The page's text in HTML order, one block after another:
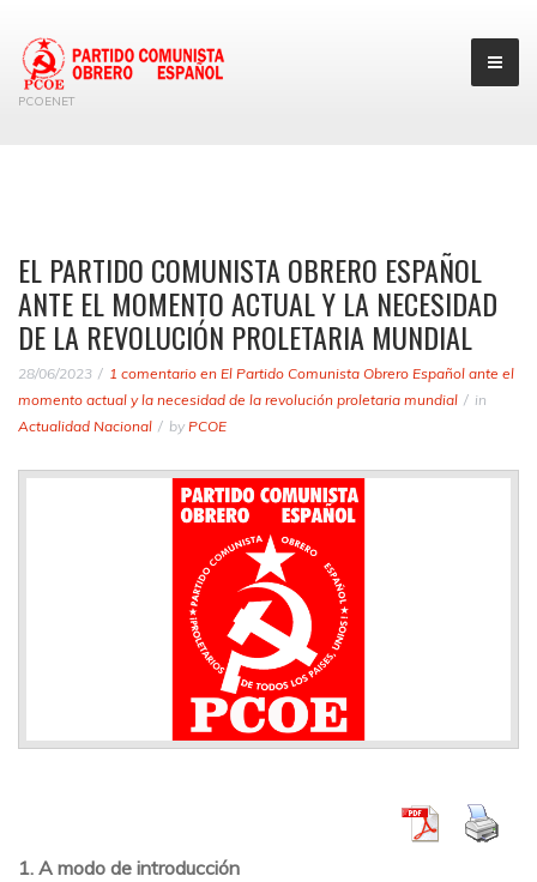
PCOENET
EL PARTIDO COMUNISTA OBRERO ESPAÑOL
ANTE EL MOMENTO ACTUAL Y LA NECESIDAD
DE LA REVOLUCIÓN PROLETARIA MUNDIAL
28/06/2023 1 comentario en El Partido Comunista Obrero Español ante el
momento actual y la necesidad de la revolución proletaria mundial
in
Actualidad Nacional
by PCOE
1. A modo de introducción